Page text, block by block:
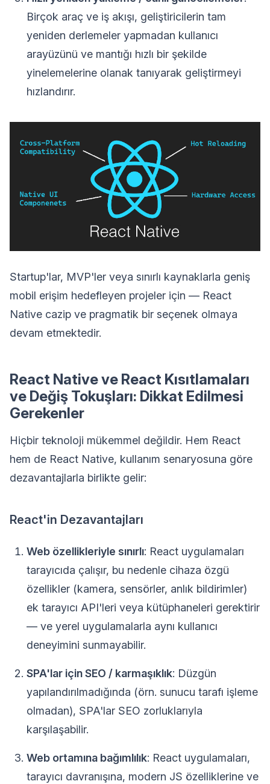
Birçok araç ve iş akışı, geliştiricilerin tam
yeniden derlemeler yapmadan kullanıcı
arayüzünü ve mantığı hızlı bir şekilde
yinelemelerine olanak tanıyarak geliştirmeyi
hızlandırır.
Startup'lar, MVP'ler veya sınırlı kaynaklarla geniş
mobil erişim hedefleyen projeler için — React
Native cazip ve pragmatik bir seçenek olmaya
devam etmektedir.
React Native ve React Kısıtlamaları
ve Değiş Tokuşları: Dikkat Edilmesi
Gerekenler
Hiçbir teknoloji mükemmel değildir. Hem React
hem de React Native, kullanım senaryosuna göre
dezavantajlarla birlikte gelir:
React'in Dezavantajları
Web özellikleriyle sınırlı: React uygulamaları
tarayıcıda çalışır, bu nedenle cihaza özgü
özellikler (kamera, sensörler, anlık bildirimler)
ek tarayıcı API'leri veya kütüphaneleri gerektirir
— ve yerel uygulamalarla aynı kullanıcı
deneyimini sunmayabilir.
SPA'lar için SEO / karmaşıklık: Düzgün
yapılandırılmadığında (örn. sunucu tarafı işleme
olmadan), SPA'lar SEO zorluklarıyla
karşılaşabilir.
Web ortamına bağımlılık: React uygulamaları,
tarayıcı davranışına, modern JS özelliklerine ve